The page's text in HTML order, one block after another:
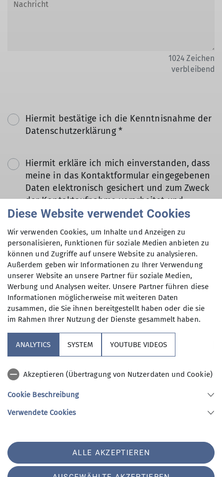
1024 Zeichen
verbleibend
Hiermit bestätige ich die Kenntnisnahme der
Datenschutzerklärung *
Hiermit erkläre ich mich einverstanden, dass
meine in das Kontaktformular eingegebenen
Daten elektronisch gesichert und zum Zweck
der Kontaktaufnahme verarbeitet und
genutzt werden. Mir ist bekannt, dass ich
kann. *
Mit (*) markierte Felder
sind Pflichtfelder
Absenden
Unsere Sektion
Kooperationspartner
Sektion AlpinClub Berlin des Deutschen Alpenvereins e.V.
Telefon +493034508804
Diese Website verwendet Cookies
Wir verwenden Cookies, um Inhalte und Anzeigen zu
personalisieren, Funktionen für soziale Medien anbieten zu
können und Zugriffe auf unsere Website zu analysieren.
Außerdem geben wir Informationen zu Ihrer Verwendung
unserer Website an unsere Partner für soziale Medien,
Werbung und Analysen weiter. Unsere Partner führen diese
Informationen möglicherweise mit weiteren Daten
zusammen, die Sie ihnen bereitgestellt haben oder die sie
im Rahmen Ihrer Nutzung der Dienste gesammelt haben.
ANALYTICS SYSTEM YOUTUBE VIDEOS
Akzeptieren (Übertragung von Nutzerdaten und Cookie)
Cookie Beschreibung
Verwendete Cookies
ALLE AKZEPTIEREN